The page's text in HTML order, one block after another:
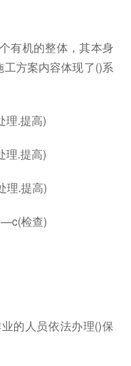
有机的整体，其本身
方案内容体现了()系
.提高)
.提高)
.提高)
检查)
的人员依法办理()保